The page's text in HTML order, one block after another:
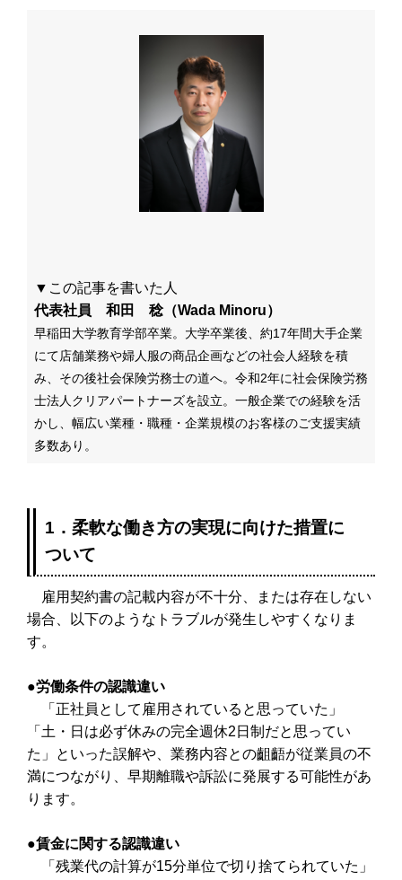
▼この記事を書いた人
代表社員 和田 稔（Wada Minoru）
早稲田大学教育学部卒業。大学卒業後、約17年間大手企業
にて店舗業務や婦人服の商品企画などの社会人経験を積
み、その後社会保険労務士の道へ。令和2年に社会保険労務
士法人クリアパートナーズを設立。一般企業での経験を活
かし、幅広い業種・職種・企業規模のお客様のご支援実績
多数あり。
1．柔軟な働き方の実現に向けた措置に
ついて
雇用契約書の記載内容が不十分、または存在しない
場合、以下のようなトラブルが発生しやすくなりま
す。
●労働条件の認識違い
「正社員として雇用されていると思っていた」
「土・日は必ず休みの完全週休2日制だと思ってい
た」といった誤解や、業務内容との齟齬が従業員の不
満につながり、早期離職や訴訟に発展する可能性があ
ります。
●賃金に関する認識違い
「残業代の計算が15分単位で切り捨てられていた」